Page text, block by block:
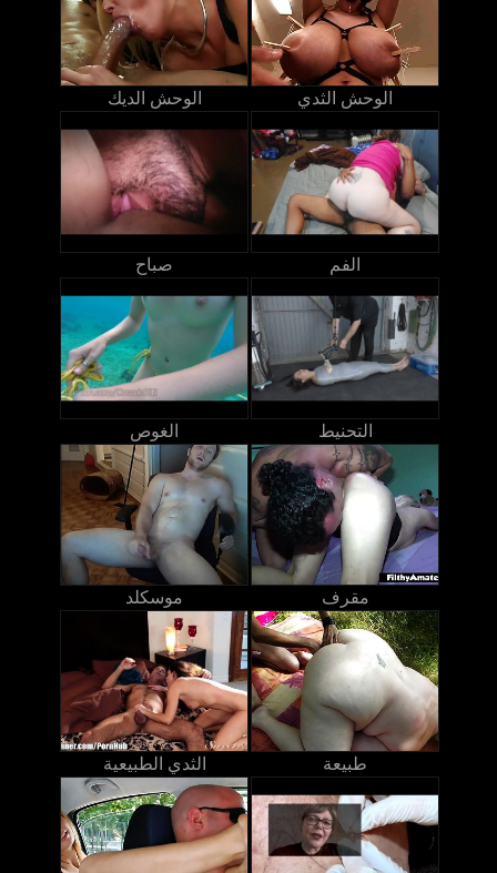
الوحش الديك الوحش الثدي
صباح الفم
الغوص التحنيط
موسكلد مقرف
الثدي الطبيعية طبيعة